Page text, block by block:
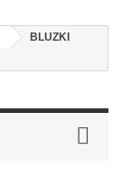
BLUZKI